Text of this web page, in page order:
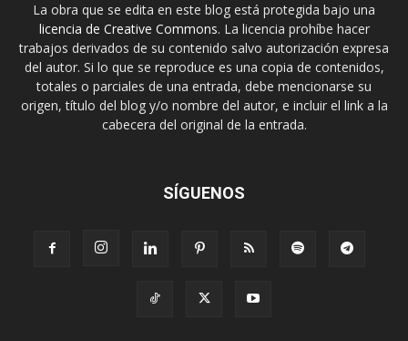
La obra que se edita en este blog está protegida bajo una
licencia de Creative Commons. La licencia prohíbe hacer
trabajos derivados de su contenido salvo autorización expresa
del autor. Si lo que se reproduce es una copia de contenidos,
totales o parciales de una entrada, debe mencionarse su
origen, título del blog y/o nombre del autor, e incluir el link a la
cabecera del original de la entrada.
SÍGUENOS